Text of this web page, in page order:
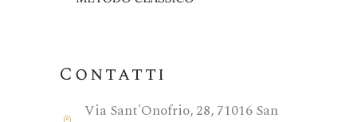
Contatti
Via Sant'Onofrio, 28, 71016 San